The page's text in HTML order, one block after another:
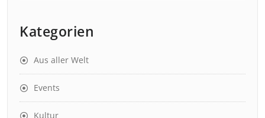
Kategorien
Aus aller Welt
Events
Kultur